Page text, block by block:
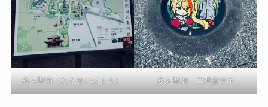
多久聖廟（たくせいびょう） 多久聖廟 二階堂サキ